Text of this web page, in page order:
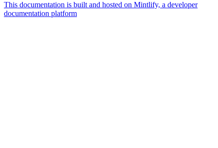
This documentation is built and hosted on Mintlify, a developer
documentation platform